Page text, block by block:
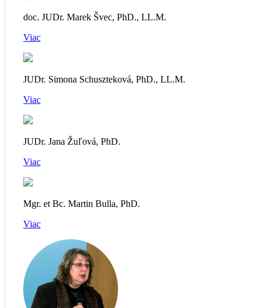
doc. JUDr. Marek Švec, PhD., LL.M.
Viac
JUDr. Simona Schuszteková, PhD., LL.M.
Viac
JUDr. Jana Žuľová, PhD.
Viac
Mgr. et Bc. Martin Bulla, PhD.
Viac